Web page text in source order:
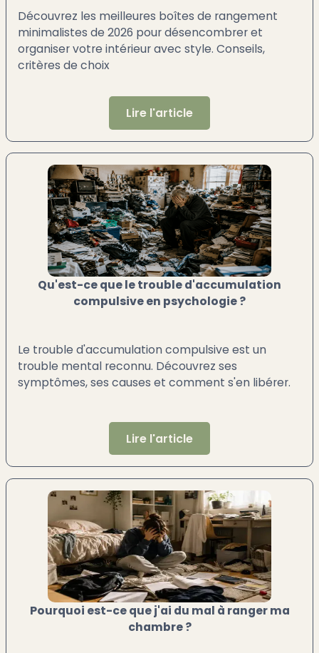
Découvrez les meilleures boîtes de rangement
minimalistes de 2026 pour désencombrer et
organiser votre intérieur avec style. Conseils,
critères de choix
Lire l'article
Qu'est-ce que le trouble d'accumulation
compulsive en psychologie ?
Le trouble d'accumulation compulsive est un
trouble mental reconnu. Découvrez ses
symptômes, ses causes et comment s'en libérer.
Lire l'article
Pourquoi est-ce que j'ai du mal à ranger ma
chambre ?